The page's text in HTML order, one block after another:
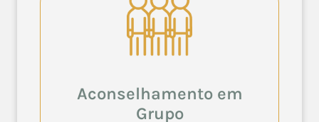
Aconselhamento em
Grupo